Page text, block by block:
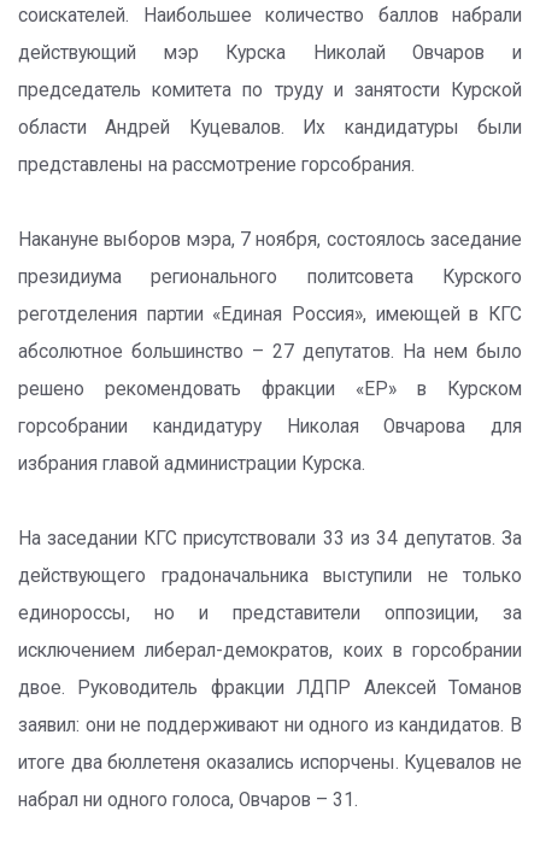
соискателей. Наибольшее количество баллов набрали
действующий мэр Курска Николай Овчаров и
председатель комитета по труду и занятости Курской
области Андрей Куцевалов. Их кандидатуры были
представлены на рассмотрение горсобрания.
Накануне выборов мэра, 7 ноября, состоялось заседание
президиума регионального политсовета Курского
реготделения партии «Единая Россия», имеющей в КГС
абсолютное большинство – 27 депутатов. На нем было
решено рекомендовать фракции «ЕР» в Курском
горсобрании кандидатуру Николая Овчарова для
избрания главой администрации Курска.
На заседании КГС присутствовали 33 из 34 депутатов. За
действующего градоначальника выступили не только
единороссы, но и представители оппозиции, за
исключением либерал-демократов, коих в горсобрании
двое. Руководитель фракции ЛДПР Алексей Томанов
заявил: они не поддерживают ни одного из кандидатов. В
итоге два бюллетеня оказались испорчены. Куцевалов не
набрал ни одного голоса, Овчаров – 31.